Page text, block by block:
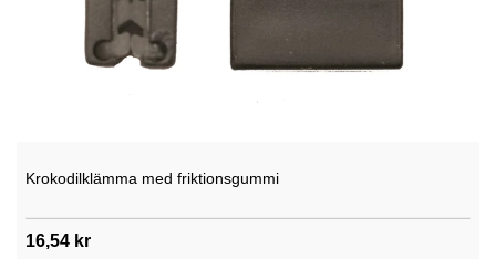
Krokodilklämma med friktionsgummi
16,54 kr